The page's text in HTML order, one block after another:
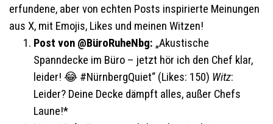
erfundene, aber von echten Posts inspirierte Meinungen
aus X, mit Emojis, Likes und meinen Witzen!
Post von @BüroRuheNbg: „Akustische
Spanndecke im Büro – jetzt hör ich den Chef klar,
leider! 😂 #NürnbergQuiet“ (Likes: 150) Witz:
Leider? Deine Decke dämpft alles, außer Chefs
Laune!*